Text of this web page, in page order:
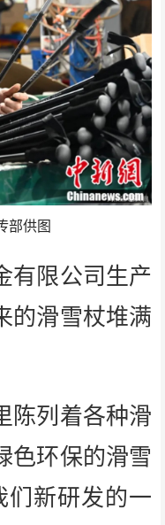
部供图
限公司生产
的滑雪杖堆满
列着各种滑
色环保的滑雪
们新研发的一